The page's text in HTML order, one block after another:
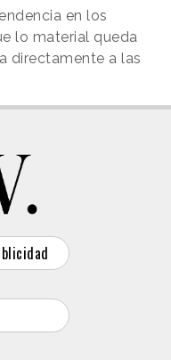
en los
lo material queda
directamente a las